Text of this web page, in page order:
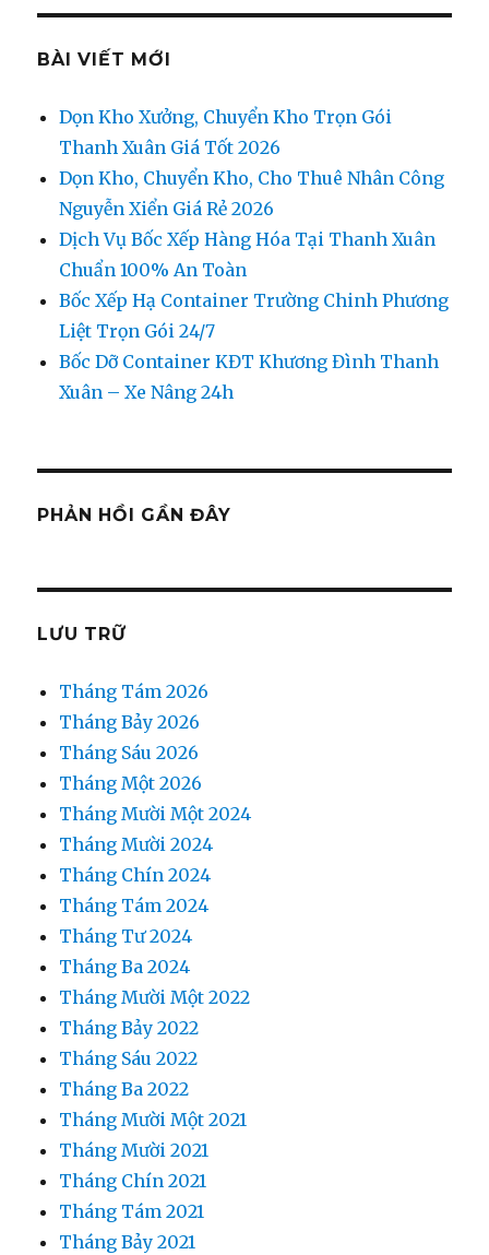
BÀI VIẾT MỚI
Dọn Kho Xưởng, Chuyển Kho Trọn Gói
Thanh Xuân Giá Tốt 2026
Dọn Kho, Chuyển Kho, Cho Thuê Nhân Công
Nguyễn Xiển Giá Rẻ 2026
Dịch Vụ Bốc Xếp Hàng Hóa Tại Thanh Xuân
Chuẩn 100% An Toàn
Bốc Xếp Hạ Container Trường Chinh Phương
Liệt Trọn Gói 24/7
Bốc Dỡ Container KĐT Khương Đình Thanh
Xuân – Xe Nâng 24h
PHẢN HỒI GẦN ĐÂY
LƯU TRỮ
Tháng Tám 2026
Tháng Bảy 2026
Tháng Sáu 2026
Tháng Một 2026
Tháng Mười Một 2024
Tháng Mười 2024
Tháng Chín 2024
Tháng Tám 2024
Tháng Tư 2024
Tháng Ba 2024
Tháng Mười Một 2022
Tháng Bảy 2022
Tháng Sáu 2022
Tháng Ba 2022
Tháng Mười Một 2021
Tháng Mười 2021
Tháng Chín 2021
Tháng Tám 2021
Tháng Bảy 2021